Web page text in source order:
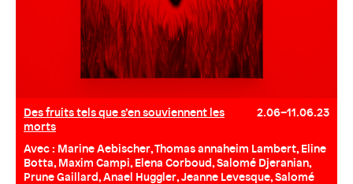
Des fruits tels que s’en souviennent les
morts
2.06–11.06.23
Avec : Marine Aebischer, Thomas annaheim Lambert, Eline
Botta, Maxim Campi, Elena Corboud, Salomé Djeranian,
Prune Gaillard, Anael Huggler, Jeanne Levesque, Salomé